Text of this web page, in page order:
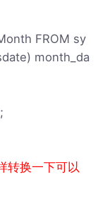
FROM sy
month_da
转换一下可以